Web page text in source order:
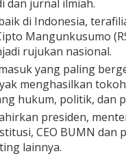
dan jurnal ilmiah.
di Indonesia,
Mangunkusumo
rujukan nasional.
yang paling
menghasilkan
hukum, politik, dan
presiden,
CEO BUMN dan
lainnya.